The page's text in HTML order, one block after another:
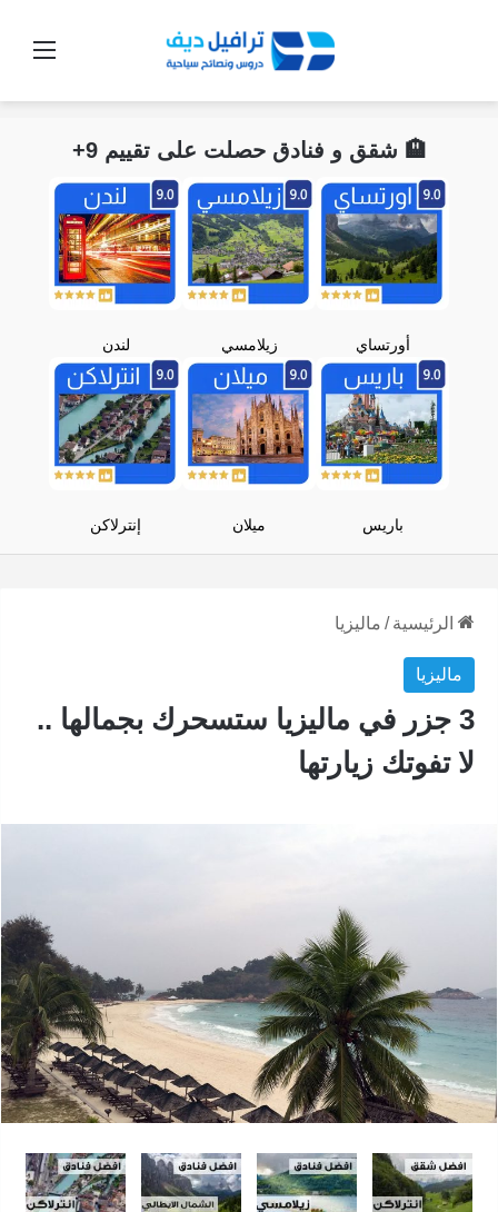
🏨 شقق و فنادق حصلت على تقييم 9+
أورتساي زيلامسي لندن
باريس ميلان إنترلاكن
الرئيسية / ماليزيا
ماليزيا
3 جزر في ماليزيا ستسحرك بجمالها ..
لا تفوتك زيارتها